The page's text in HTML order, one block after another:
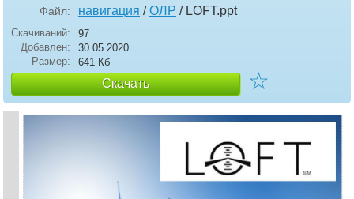
Файл: навигация /ОЛР / LOFT.ppt
Скачиваний:
97
Добавлен:
30.05.2020
Размер:
641 Кб
Скачать ☆